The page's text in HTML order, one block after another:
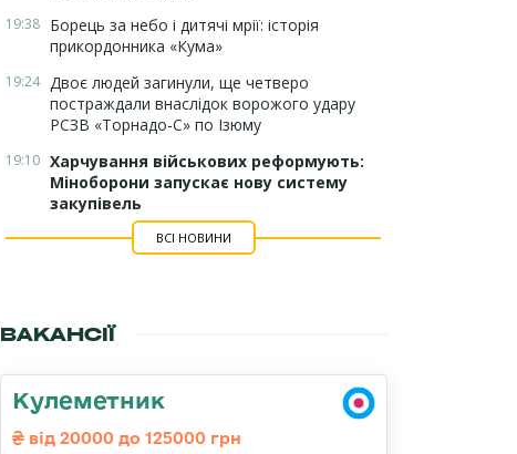
19:38 Борець за небо і дитячі мрії: історія
прикордонника «Кума»
19:24 Двоє людей загинули, ще четверо
постраждали внаслідок ворожого удару
РСЗВ «Торнадо-С» по Ізюму
19:10 Харчування військових реформують:
Міноборони запускає нову систему
закупівель
ВСІ НОВИНИ
ВАКАНСІЇ
Кулеметник
від 20000 до 125000 грн